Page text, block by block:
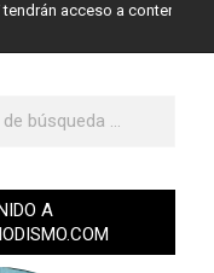
acceso a contenidos de
A